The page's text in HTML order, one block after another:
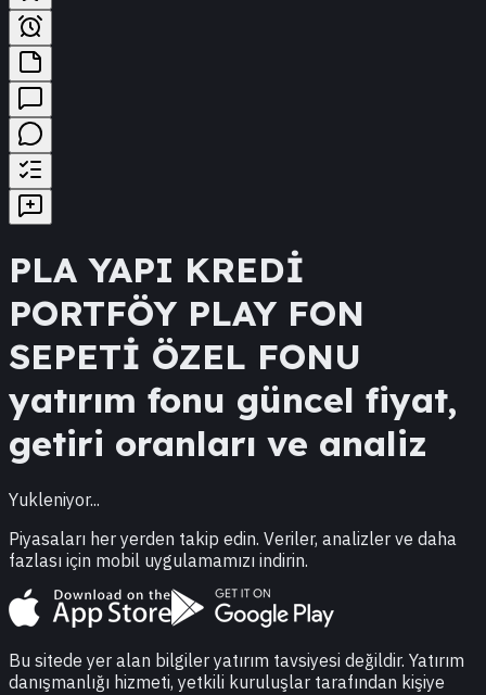
PLA YAPI KREDİ
PORTFÖY PLAY FON
SEPETİ ÖZEL FONU
yatırım fonu güncel fiyat,
getiri oranları ve analiz
Yukleniyor...
Piyasaları her yerden takip edin. Veriler, analizler ve daha
fazlası için mobil uygulamamızı indirin.
Bu sitede yer alan bilgiler yatırım tavsiyesi değildir. Yatırım
danışmanlığı hizmeti, yetkili kuruluşlar tarafından kişiye